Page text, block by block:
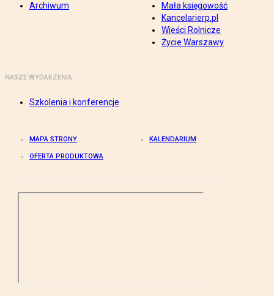
Archiwum
Mała księgowość
Kancelarierp.pl
Wieści Rolnicze
Życie Warszawy
NASZE WYDARZENIA
Szkolenia i konferencje
MAPA STRONY KALENDARIUM
OFERTA PRODUKTOWA